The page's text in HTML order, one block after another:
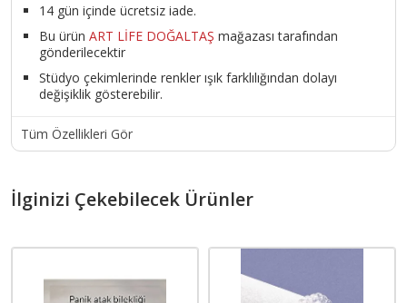
14 gün içinde ücretsiz iade.
Bu ürün ART LİFE DOĞALTAŞ mağazası tarafından
gönderilecektir
Stüdyo çekimlerinde renkler ışık farklılığından dolayı
değişiklik gösterebilir.
Tüm Özellikleri Gör
İlginizi Çekebilecek Ürünler